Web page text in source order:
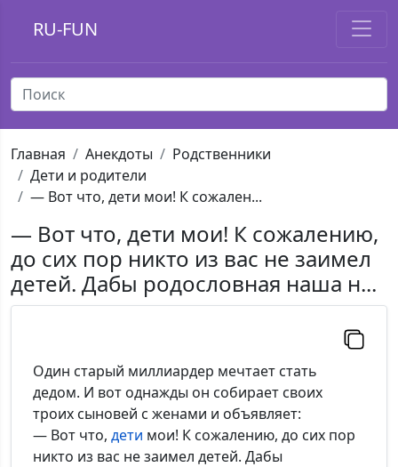
RU-FUN
Главная Анекдоты
Родственники
Дети и родители
— Вот что, дети мои! К сожален...
— Вот что, дети мои! К сожалению,
до сих пор никто из вас не заимел
детей. Дабы родословная наша н...
Один старый миллиардер мечтает стать
дедом. И вот однажды он собирает своих
троих сыновей с женами и объявляет:
— Вот что, дети мои! К сожалению, до сих пор
никто из вас не заимел детей. Дабы